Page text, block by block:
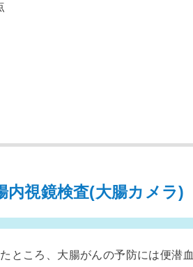
視鏡検査(大腸カメラ)
ところ、大腸がんの予防には便潜血